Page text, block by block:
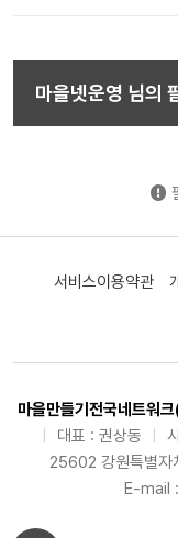
마을넷운영 님의
서비스이용약관
마을만들기전국네트
대표 : 권상동
25602 강원특별자
E-mail :